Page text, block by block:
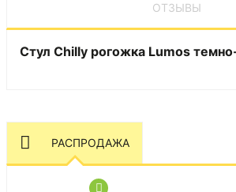
ОТЗЫВЫ
Стул Chilly рогожка Lumos
РАСПРОДАЖА